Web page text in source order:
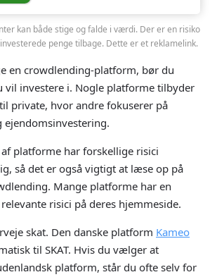
kan både stige og falde i værdi. Der er en risiko
penge tilbage. Dette er et reklamelink.
en crowdlending-platform, bør du
vil investere i. Nogle platforme tilbyder
private, hvor andre fokuserer på
platforme har forskellige risici
så det er også vigtigt at læse op på
Mange platforme har en
risici på deres hjemmeside.
skat. Den danske platform Kameo
til SKAT. Hvis du vælger at
platform, står du ofte selv for